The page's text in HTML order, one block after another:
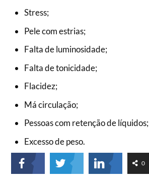
Stress;
Pele com estrias;
Falta de luminosidade;
Falta de tonicidade;
Flacidez;
Má circulação;
Pessoas com retenção de líquidos;
Excesso de peso.
0